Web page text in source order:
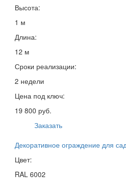
Высота:
1 м
Длина:
12 м
Сроки реализации:
2 недели
Цена под ключ:
19 800 руб.
Заказать
Декоративное ограждение для
Цвет:
RAL 6002